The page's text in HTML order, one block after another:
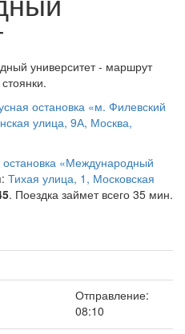
университет - маршрут
остановка «м. Филевский
улица, 9А, Москва,
остановка «Международный
Тихая улица, 1, Московская
. Поездка займет всего 35 мин.
Отправление:
08:10